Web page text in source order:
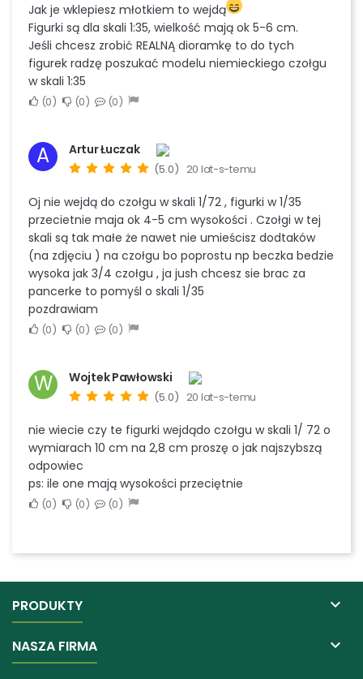
Jak je wklepiesz młotkiem to wejdą
Figurki są dla skali 1:35, wielkość mają ok 5-6 cm.
Jeśli chcesz zrobić REALNĄ dioramkę to do tych
figurek radzę poszukać modelu niemieckiego czołgu
w skali 1:35
0 0 0
A Artur Łuczak
(5.0) 20 lat-s-temu
Oj nie wejdą do czołgu w skali 1/72 , figurki w 1/35
przecietnie maja ok 4-5 cm wysokości . Czołgi w tej
skali są tak małe że nawet nie umieścisz dodtaków
(na zdjęciu ) na czołgu bo poprostu np beczka bedzie
wysoka jak 3/4 czołgu , ja jush chcesz sie brac za
pancerke to pomyśl o skali 1/35
pozdrawiam
0 0 0
W Wojtek Pawłowski
(5.0) 20 lat-s-temu
nie wiecie czy te figurki wejdądo czołgu w skali 1/ 72 o
wymiarach 10 cm na 2,8 cm proszę o jak najszybszą
odpowiec
ps: ile one mają wysokości przeciętnie
0 0 0
PRODUKTY 
NASZA FIRMA 